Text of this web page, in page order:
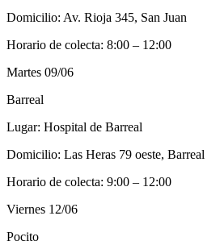
Domicilio: Av. Rioja 345, San Juan
Horario de colecta: 8:00 – 12:00
Martes 09/06
Barreal
Lugar: Hospital de Barreal
Domicilio: Las Heras 79 oeste, Barreal
Horario de colecta: 9:00 – 12:00
Viernes 12/06
Pocito